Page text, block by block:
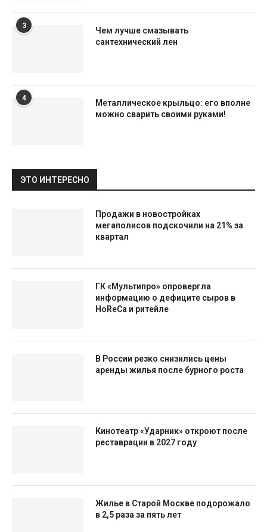
3
Чем лучше смазывать
сантехнический лен
4
Металлическое крыльцо: его вполне
можно сварить своими руками!
ЭТО ИНТЕРЕСНО
Продажи в новостройках
мегаполисов подскочили на 21% за
квартал
ГК «Мультипро» опровергла
информацию о дефиците сыров в
HoReCa и ритейле
В России резко снизились цены
аренды жилья после бурного роста
Кинотеатр «Ударник» откроют после
реставрации в 2027 году
Жилье в Старой Москве подорожало
в 2,5 раза за пять лет